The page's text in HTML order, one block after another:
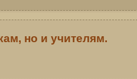
но и учителям.